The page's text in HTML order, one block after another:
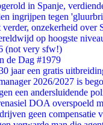
in Spanje,
ingrijpen tegen
onzekerheid over
op hoogste
(not very sfw!)
de Dag #1979
jaar een gratis
2026/2027 is
een andersluidende
DOA overspoeld
geen compensatie